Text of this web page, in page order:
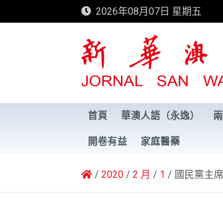
to
2026年08月07日 星期五
新華澳報
首頁 華澳人語（永逸）
開卷有益 家庭醫藥
2020 2 月 1 國民黨主